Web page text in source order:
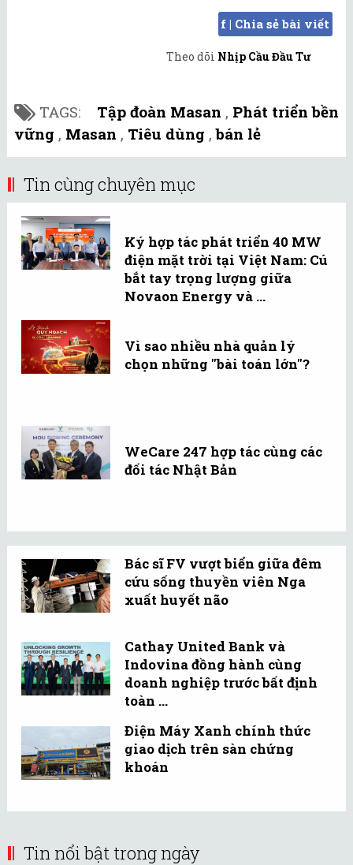
f | Chia sẻ bài viết
Theo dõi Nhịp Cầu Đầu Tư
TAGS: Tập đoàn Masan , Phát triển bền
vững , Masan , Tiêu dùng ,bán lẻ
Tin cùng chuyên mục
Ký hợp tác phát triển 40 MW
điện mặt trời tại Việt Nam: Cú
bắt tay trọng lượng giữa
Novaon Energy và ...
Vì sao nhiều nhà quản lý
chọn những "bài toán lớn"?
WeCare 247 hợp tác cùng các
đối tác Nhật Bản
Bác sĩ FV vượt biển giữa đêm
cứu sống thuyền viên Nga
xuất huyết não
Cathay United Bank và
Indovina đồng hành cùng
doanh nghiệp trước bất định
toàn ...
Điện Máy Xanh chính thức
giao dịch trên sàn chứng
khoán
Tin nổi bật trong ngày